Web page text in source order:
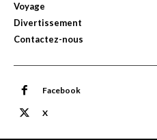
Voyage
Divertissement
Contactez-nous
Facebook
X